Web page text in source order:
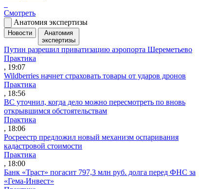
Смотреть
Анатомия экспертизы
Новости
Анатомия
экспертизы
Путин разрешил приватизацию аэропорта Шереметьево
Практика
, 19:07
Wildberries начнет страховать товары от ударов дронов
Практика
, 18:56
ВС уточнил, когда дело можно пересмотреть по вновь
открывшимся обстоятельствам
Практика
, 18:06
Росреестр предложил новый механизм оспаривания
кадастровой стоимости
Практика
, 18:00
Банк «Траст» погасит 797,3 млн руб. долга перед ФНС за
«Гема-Инвест»